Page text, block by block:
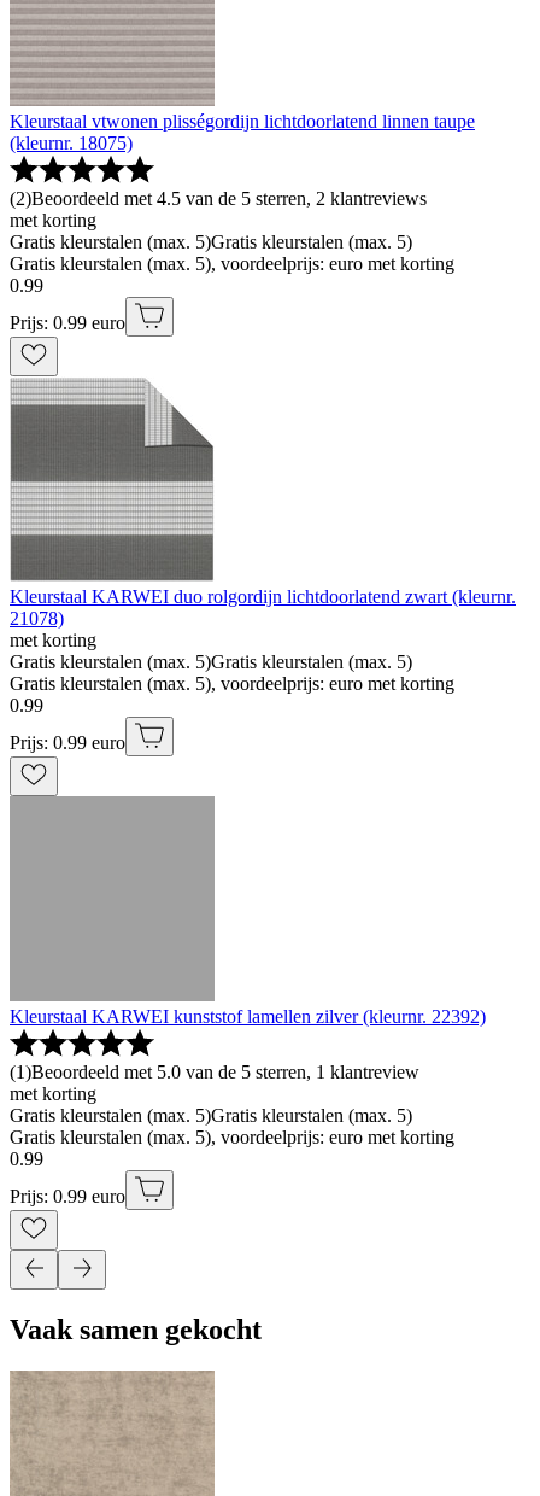
Kleurstaal vtwonen plisségordijn lichtdoorlatend linnen taupe
(kleurnr. 18075)
(2)Beoordeeld met 4.5 van de 5 sterren, 2 klantreviews
met korting
Gratis kleurstalen (max. 5)Gratis kleurstalen (max. 5)
Gratis kleurstalen (max. 5), voordeelprijs: euro met korting
0.99
Prijs: 0.99 euro
Kleurstaal KARWEI duo rolgordijn lichtdoorlatend zwart (kleurnr.
21078)
met korting
Gratis kleurstalen (max. 5)Gratis kleurstalen (max. 5)
Gratis kleurstalen (max. 5), voordeelprijs: euro met korting
0.99
Prijs: 0.99 euro
Kleurstaal KARWEI kunststof lamellen zilver (kleurnr. 22392)
(1)Beoordeeld met 5.0 van de 5 sterren, 1 klantreview
met korting
Gratis kleurstalen (max. 5)Gratis kleurstalen (max. 5)
Gratis kleurstalen (max. 5), voordeelprijs: euro met korting
0.99
Prijs: 0.99 euro
Vaak samen gekocht